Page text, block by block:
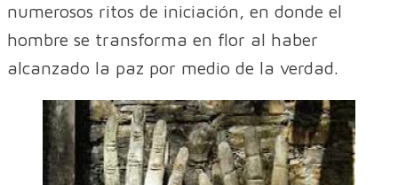
numerosos ritos de iniciación, en donde el
hombre se transforma en flor al haber
alcanzado la paz por medio de la verdad.